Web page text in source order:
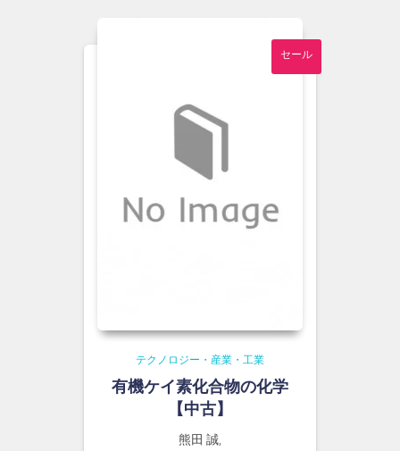
セール
テクノロジー・産業・工業
有機ケイ素化合物の化学
【中古】
熊田 誠,